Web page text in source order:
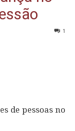
1
de pessoas no